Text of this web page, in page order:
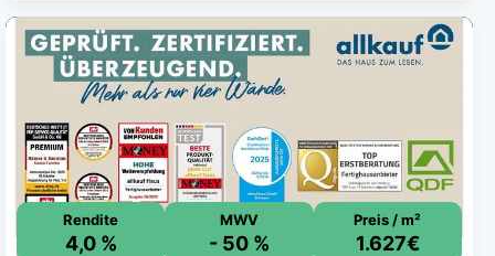
Rendite
4,0 %
MWV
- 50 %
Preis / m²
1.627€